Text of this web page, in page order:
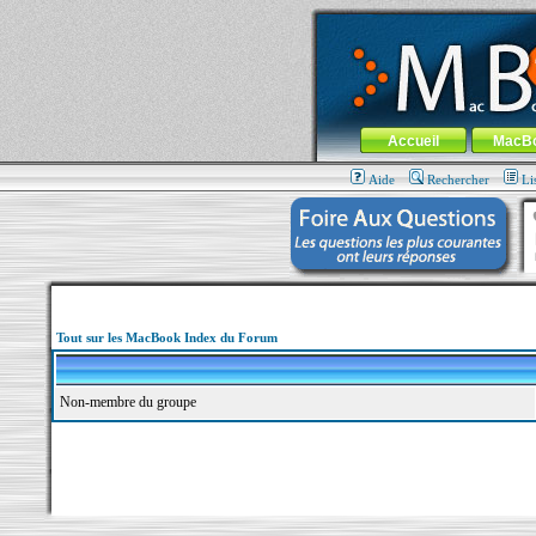
MacBook-fr.com : 100% Apple... 100%
Aller au contenu-Aller au menu
Menu général
Accueil
Aide Rechercher
Tout sur les MacBook Index du Forum
Non-membre du groupe